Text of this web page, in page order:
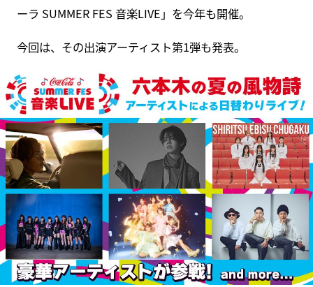
ーラ SUMMER FES 音楽LIVE」を今年も開催。
今回は、その出演アーティスト第1弾も発表。